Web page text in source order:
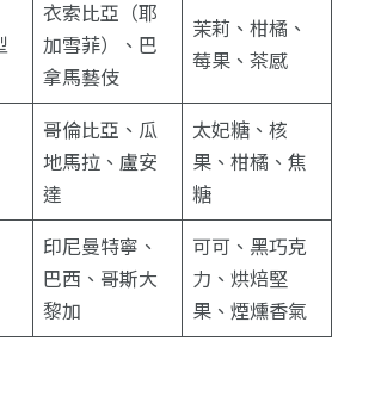
衣索比亞（耶
加雪菲）、巴
拿馬藝伎
茉莉、柑橘、
莓果、茶感
哥倫比亞、瓜
地馬拉、盧安
達
太妃糖、核
果、柑橘、焦
糖
印尼曼特寧、
巴西、哥斯大
黎加
可可、黑巧克
力、烘焙堅
果、煙燻香氣